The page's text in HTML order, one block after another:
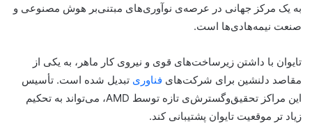
به یک مرکز جهانی در عرصه‌ی نوآوری‌های مبتنی‌بر هوش مصنوعی و
صنعت نیمه‌هادی‌ها است.
تایوان با داشتن زیرساخت‌های قوی و نیروی کار ماهر، به یکی از
مقاصد دلنشین برای شرکت‌های فناوری تبدیل شده است. تأسیس
این مراکز تحقیق‌و‌گسترش‌ی تازه توسط AMD، می‌تواند به تحکیم
زیاد تر موقعیت تایوان پشتیبانی کند.